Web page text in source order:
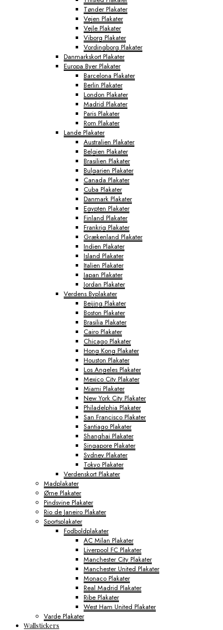
Tønder Plakater
Vejen Plakater
Vejle Plakater
Viborg Plakater
Vordingborg Plakater
Danmarkskort Plakater
Europa Byer Plakater
Barcelona Plakater
Berlin Plakater
London Plakater
Madrid Plakater
Paris Plakater
Rom Plakater
Lande Plakater
Australien Plakater
Belgien Plakater
Brasilien Plakater
Bulgarien Plakater
Canada Plakater
Cuba Plakater
Danmark Plakater
Egypten Plakater
Finland Plakater
Frankrig Plakater
Grækenland Plakater
Indien Plakater
Island Plakater
Italien Plakater
Japan Plakater
Jordan Plakater
Verdens Byplakater
Beijing Plakater
Boston Plakater
Brasilia Plakater
Cairo Plakater
Chicago Plakater
Hong Kong Plakater
Houston Plakater
Los Angeles Plakater
Mexico City Plakater
Miami Plakater
New York City Plakater
Philadelphia Plakater
San Francisco Plakater
Santiago Plakater
Shanghai Plakater
Singapore Plakater
Sydney Plakater
Tokyo Plakater
Verdenskort Plakater
Madplakater
Ørne Plakater
Pindsvine Plakater
Rio de Janeiro Plakater
Sportsplakater
Fodboldplakater
AC Milan Plakater
Liverpool FC Plakater
Manchester City Plakater
Manchester United Plakater
Monaco Plakater
Real Madrid Plakater
Ribe Plakater
West Ham United Plakater
Varde Plakater
Wallstickers